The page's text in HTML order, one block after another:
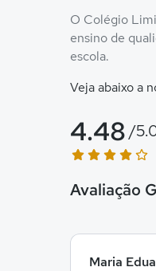
O Colégio
ensino de
escola.
Veja abaixo a
Avaliação
4.48 /
Maria